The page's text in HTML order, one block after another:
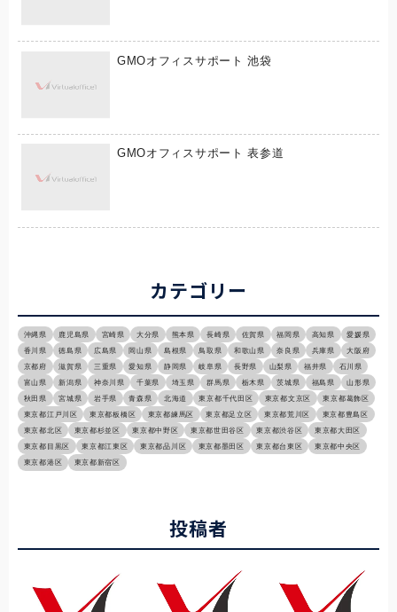
GMOオフィスサポート 池袋
GMOオフィスサポート 表参道
カテゴリー
沖縄県 鹿児島県 宮崎県 大分県 熊本県 長崎県 佐賀県 福岡県 高知県
愛媛県
香川県
徳島県 広島県 岡山県 島根県 鳥取県 和歌山県 奈良県 兵庫県
大阪府
京都府
滋賀県 三重県 愛知県 静岡県 岐阜県 長野県 山梨県 福井県
石川県
富山県
新潟県 神奈川県 千葉県 埼玉県 群馬県 栃木県 茨城県 福島県
山形県
秋田県
宮城県 岩手県 青森県 北海道 東京都千代田区 東京都文京区
東京都葛飾区
東京都江戸川区
東京都板橋区 東京都練馬区 東京都足立区 東京都荒川区
東京都豊島区
東京都北区
東京都杉並区 東京都中野区 東京都世田谷区 東京都渋谷区
東京都大田区
東京都目黒区
東京都江東区 東京都品川区 東京都墨田区 東京都台東区
東京都中央区
東京都港区
東京都新宿区
投稿者